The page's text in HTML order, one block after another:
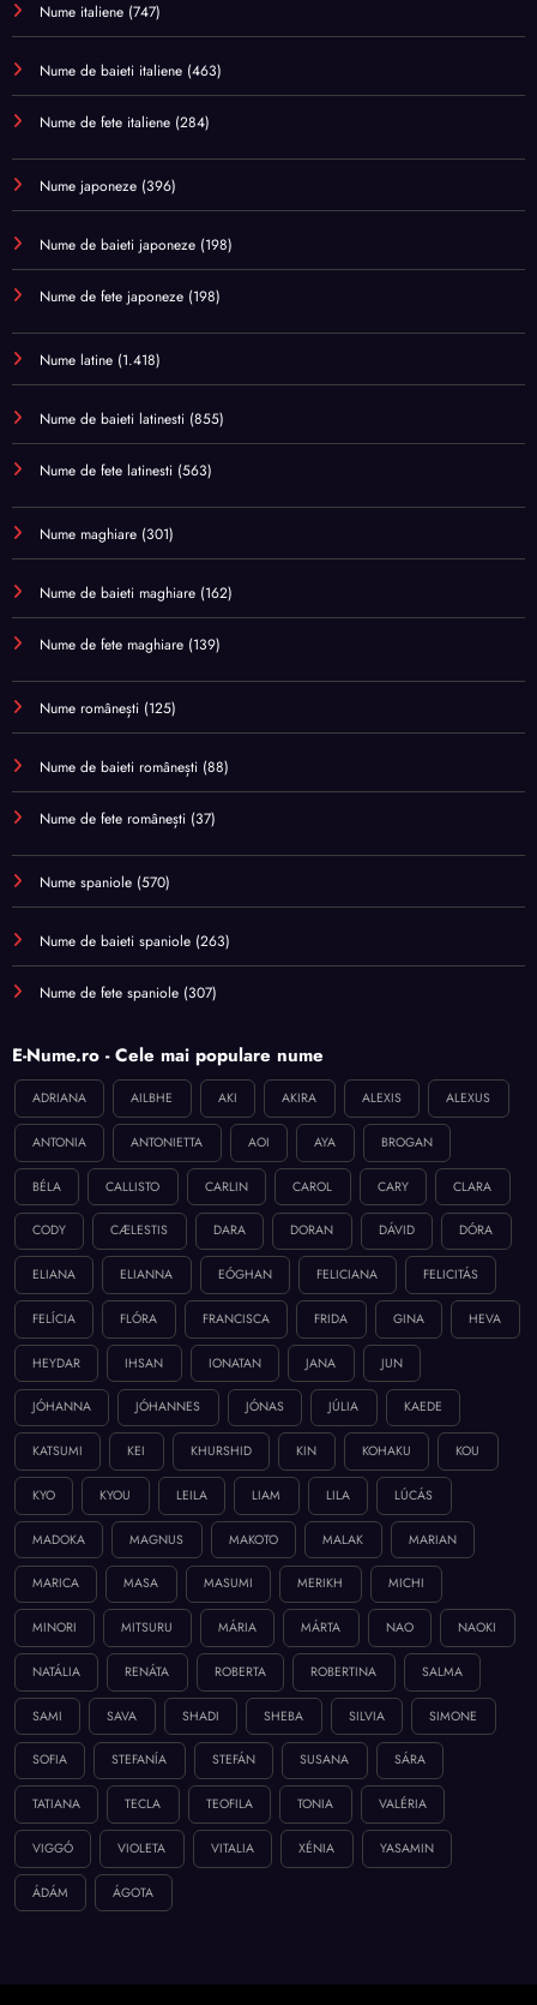
Nume italiene (747)
Nume de baieti italiene (463)
Nume de fete italiene (284)
Nume japoneze (396)
Nume de baieti japoneze (198)
Nume de fete japoneze (198)
Nume latine (1.418)
Nume de baieti latinesti (855)
Nume de fete latinesti (563)
Nume maghiare (301)
Nume de baieti maghiare (162)
Nume de fete maghiare (139)
Nume românești (125)
Nume de baieti românești (88)
Nume de fete românești (37)
Nume spaniole (570)
Nume de baieti spaniole (263)
Nume de fete spaniole (307)
E-Nume.ro - Cele mai populare nume
ADRIANA AILBHE AKI AKIRA ALEXIS ALEXUS
ANTONIA ANTONIETTA AOI AYA BROGAN
BÉLA CALLISTO CARLIN CAROL CARY CLARA
CODY CÆLESTIS DARA DORAN DÁVID DÓRA
ELIANA ELIANNA EÓGHAN FELICIANA FELICITÁS
FELÍCIA FLÓRA FRANCISCA FRIDA GINA HEVA
HEYDAR IHSAN IONATAN JANA JUN
JÓHANNA JÓHANNES JÓNAS JÚLIA KAEDE
KATSUMI KEI KHURSHID KIN KOHAKU KOU
KYO KYOU LEILA LIAM LILA LÚCÁS
MADOKA MAGNUS MAKOTO MALAK MARIAN
MARICA MASA MASUMI MERIKH MICHI
MINORI MITSURU MÁRIA MÁRTA NAO NAOKI
NATÁLIA RENÁTA ROBERTA ROBERTINA SALMA
SAMI SAVA SHADI SHEBA SILVIA SIMONE
SOFIA STEFANÍA STEFÁN SUSANA SÁRA
TATIANA TECLA TEOFILA TONIA VALÉRIA
VIGGÓ VIOLETA VITALIA XÉNIA YASAMIN
ÁDÁM ÁGOTA